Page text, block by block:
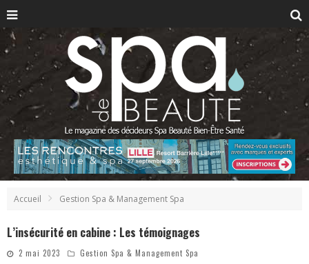
Accueil Gestion Spa & Management Spa
L’insécurité en cabine : Les témoignages
2 mai 2023 Gestion Spa & Management Spa